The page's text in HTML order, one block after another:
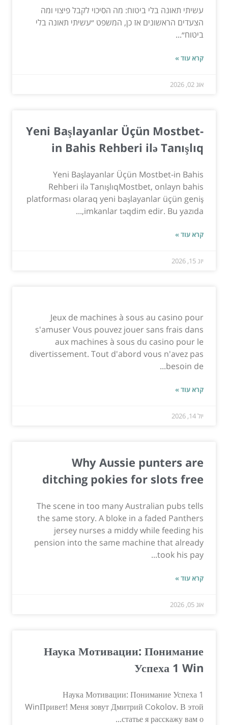
עשיתי תאונה בלי ביטוח: מה הסיכוי לקבל פיצוי ומה
הצעדים הראשונים אז כן, המשפט ״עשיתי תאונה בלי
ביטוח״...
קרא עוד »
אוג 02, 2026
Yeni Başlayanlar Üçün Mostbet-
in Bahis Rehberi ilə Tanışlıq
Yeni Başlayanlar Üçün Mostbet-in Bahis
Rehberi ilə TanışlıqMostbet, onlayn bahis
platforması olaraq yeni başlayanlar üçün geniş
imkanlar təqdim edir. Bu yazıda,...
קרא עוד »
יונ 15, 2026
Jeux de machines à sous au casino pour
s'amuser Vous pouvez jouer sans frais dans
aux machines à sous du casino pour le
divertissement. Tout d'abord vous n'avez pas
besoin de...
קרא עוד »
יול 14, 2026
Why Aussie punters are
ditching pokies for slots free
The scene in too many Australian pubs tells
the same story. A bloke in a faded Panthers
jersey nurses a middy while feeding his
pension into the same machine that already
took his pay...
קרא עוד »
אוג 05, 2026
Наука Мотивации: Понимание
Успеха 1 Win
Наука Мотивации: Понимание Успеха 1
WinПривет! Меня зовут Дмитрий Сokolov. В этой
статье я расскажу вам о...